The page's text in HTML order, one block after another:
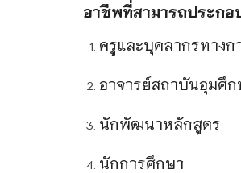
อาชีพที่สามารถประกอ
ครูและบุคลากรทางก
อาจารย์สถาบันอุมศึ
นักพัฒนาหลักสูตร
นักการศึกษา